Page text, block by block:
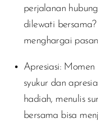
perjalanan
dilewati
menghargai
Apresiasi: Momen
syukur dan
hadiah, menulis
bersama bisa